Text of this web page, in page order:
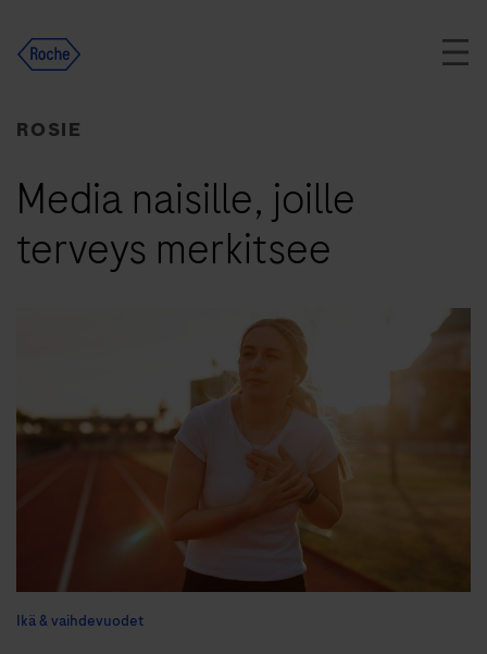
content
ROSIE
Media naisille, joille
terveys merkitsee
Ikä & vaihdevuodet